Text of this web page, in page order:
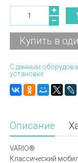
Купить в
С данным
установке.
Описание
VARIO®
Классический